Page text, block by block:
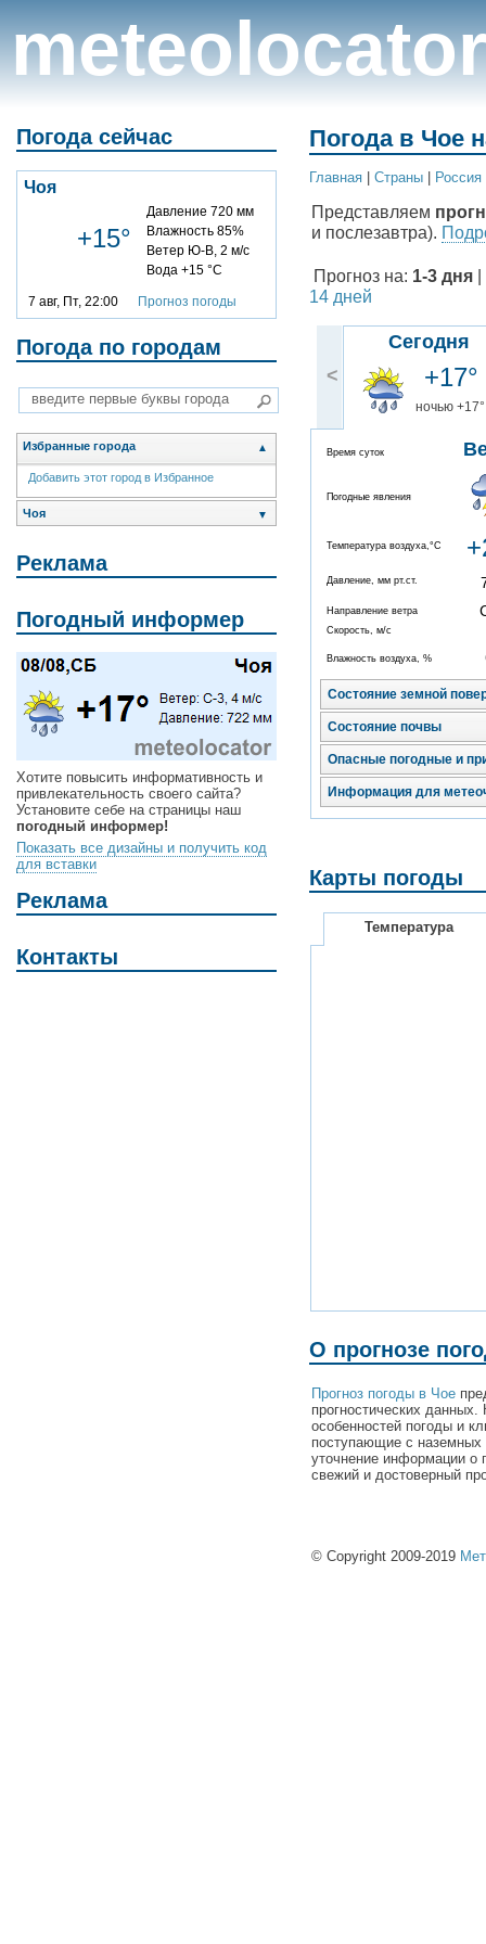
meteolocator
Погода сейчас
Чоя
+15°
Давление 720 мм
Влажность 85%
Ветер Ю-В, 2 м/с
Вода +15 °C
7 авг, Пт, 22:00 Прогноз погоды
Погода по городам
Избранные города ▲
Добавить этот город в Избранное
Чоя ▼
Реклама
Погодный информер
Хотите повысить информативность и
привлекательность своего сайта?
Установите себе на страницы наш
погодный информер!
Показать все дизайны и получить код
для вставки
Реклама
Контакты
Погода в Чое
Главная Cтраны Россия
Представляем
и послезавтра).
Прогноз на: 1-3 дня
14 дней
<
Сегодня
+17°
ночью +17°
Время суток
Погодные явления
Температура воздуха,°C
Давление, мм рт.ст.
Направление ветра
Скорость, м/с
Влажность воздуха, %
Состояние земной
Состояние почвы
Опасные погодные и
Информация для
Карты погоды
Температура
О прогнозе
Прогноз погоды в Чое
прогностических
особенностей погоды и
поступающие с
уточнение информации о
свежий и достоверный
© Copyright 2009-2019